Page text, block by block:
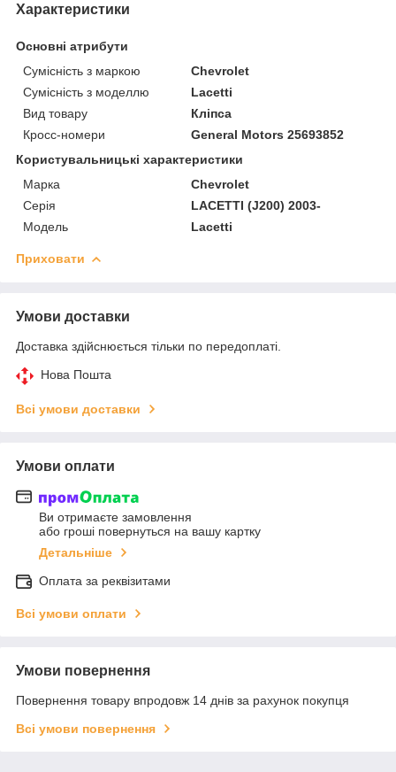
Характеристики
Основні атрибути
Сумісність з маркою
Chevrolet
Сумісність з моделлю
Lacetti
Вид товару
Кліпса
Кросс-номери
General Motors 25693852
Користувальницькі характеристики
Марка
Chevrolet
Серія
LACETTI (J200) 2003-
Модель
Lacetti
Приховати
Умови доставки
Доставка здійснюється тільки по передоплаті.
Нова Пошта
Всі умови доставки
Умови оплати
Ви отримаєте замовлення
або гроші повернуться на вашу картку
Детальніше
Оплата за реквізитами
Всі умови оплати
Умови повернення
Повернення товару впродовж 14 днів за рахунок покупця
Всі умови повернення